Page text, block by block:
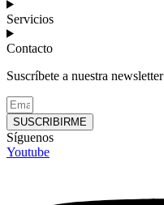
Servicios
Contacto
Suscríbete a nuestra newsletter
SUSCRIBIRME
Síguenos
Youtube